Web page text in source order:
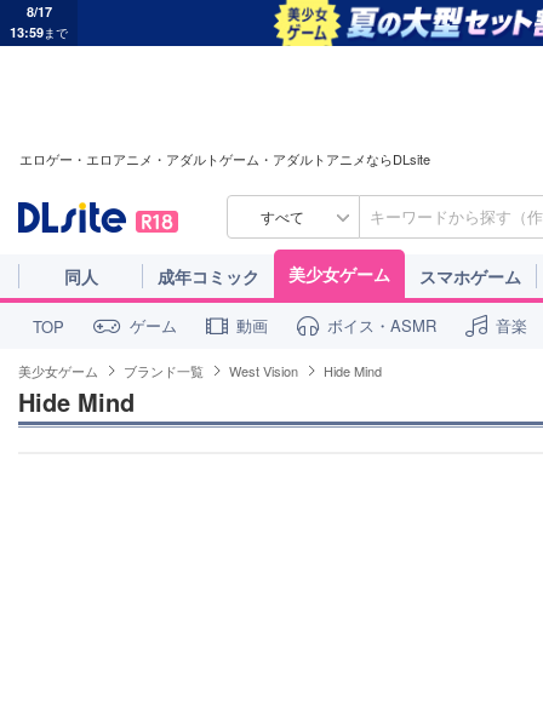
8/17
13:59まで
エロゲー・エロアニメ・アダルトゲーム・アダルトアニメならDLsite
すべて
同人 成年コミック 美少女ゲーム スマホゲーム
TOP ゲーム 動画 ボイス・ASMR 音楽
美少女ゲーム ブランド一覧 West Vision Hide Mind
Hide Mind